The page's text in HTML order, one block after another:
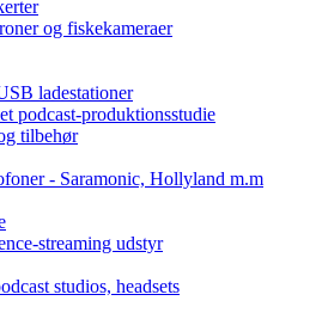
og fiskekameraer
ladestationer
podcast-produktionsstudie
tilbehør
- Saramonic, Hollyland m.m
streaming udstyr
studios, headsets